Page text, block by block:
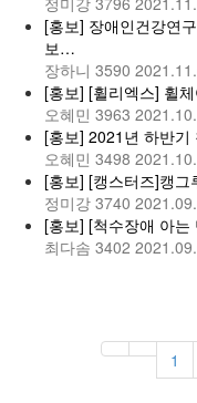
[홍보] 장애인건강연
보…
장하니 3590
[홍보] [휠리엑스] 휠
오혜민 3963
[홍보] 2021년 하반기
오혜민 3498
[홍보] [캥스터즈]캥그
정미강 3740
[홍보] [척수장애 아
최다솜 3402
1